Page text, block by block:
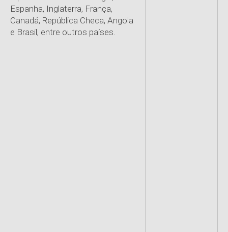
Espanha, Inglaterra, França,
Canadá, República Checa, Angola
e Brasil, entre outros países.